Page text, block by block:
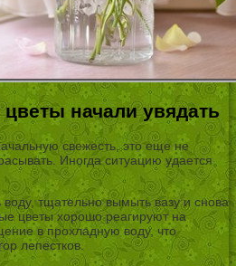
начали увядать
свежесть, это еще не
Иногда ситуацию удается
тщательно вымыть вазу и снова
цветы хорошо реагируют на
в прохладную воду, что
лепестков.